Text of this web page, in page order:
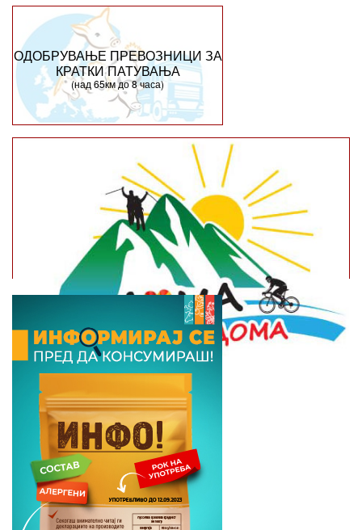
ОДОБРУВАЊЕ ПРЕВОЗНИЦИ ЗА
КРАТКИ ПАТУВАЊА
(над 65км до 8 часа)